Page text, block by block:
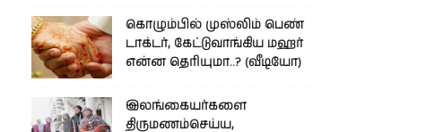
கொழும்பில் முஸ்லிம் பெண்
டாக்டர், கேட்டுவாங்கிய மஹர்
என்ன தெரியுமா..? (வீடியோ)
இலங்கையர்களை
திருமணம்செய்ய,